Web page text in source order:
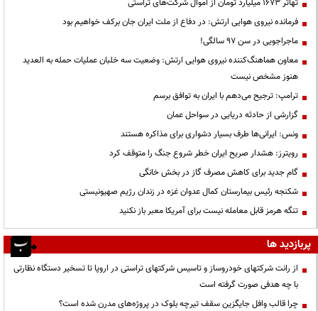
تهاتر ۱۶۷۳ میلیارد تومان از اموال شرکت‌های تراستی
فرمانده نیروی هوایی ارتش: در دفاع از ملت ایران جان برکف خواهیم بود
ماجراجویی در سن ۹۷ سالگی!
معاون هماهنگ‌کننده نیروی هوایی ارتش: وضعیت سه خلبان عملیات حمله به العدید
هنوز مشخص نیست
ترامپ: ترجیح می‌دهم با ایران به توافق برسم
گزارشی از حادثه دریایی در سواحل عمان
ونس: ایرانی‌ها طرف بسیار دشواری برای مذاکره هستند
رویترز: هشدار صریح ایران خطر شروع جنگ را متوقف کرد
گام جدید برای کاهش مصرف گاز در بخش خانگی
شکنجه رئیس بیمارستان کمال عدوان غزه در زندان رژیم صهیونیستی
تنگه هرمز قابل معامله نیست برای آمریکا معبر باز نکنید
پربازدید ها
از رانت‌ شرکتهای خودروساز و تاسیس شرکتهای تراستی در اروپا تا تسخیر دستگاه نظارتی
با چه هدفی صورت گرفته است
چرا قالب وافل جایگزین سقف تیرچه بلوک در پروژه‌های مدرن شده است؟